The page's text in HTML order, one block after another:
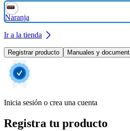
Naranja
Ir a la tienda
Registrar producto Manuales y
Inicia sesión o crea una cuenta
Registra tu producto